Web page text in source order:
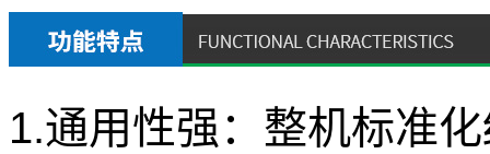
1.通用性强：整机标准